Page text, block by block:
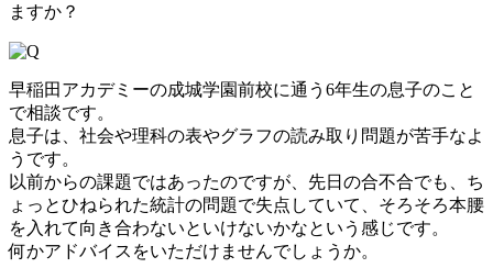
早稲田アカデミーの成城学園前校に通う6年生の息子のこと
で相談です。
息子は、社会や理科の表やグラフの読み取り問題が苦手なよ
うです。
以前からの課題ではあったのですが、先日の合不合でも、ち
ょっとひねられた統計の問題で失点していて、そろそろ本腰
を入れて向き合わないといけないかなという感じです。
何かアドバイスをいただけませんでしょうか。